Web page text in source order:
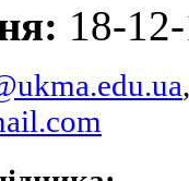
18-
,